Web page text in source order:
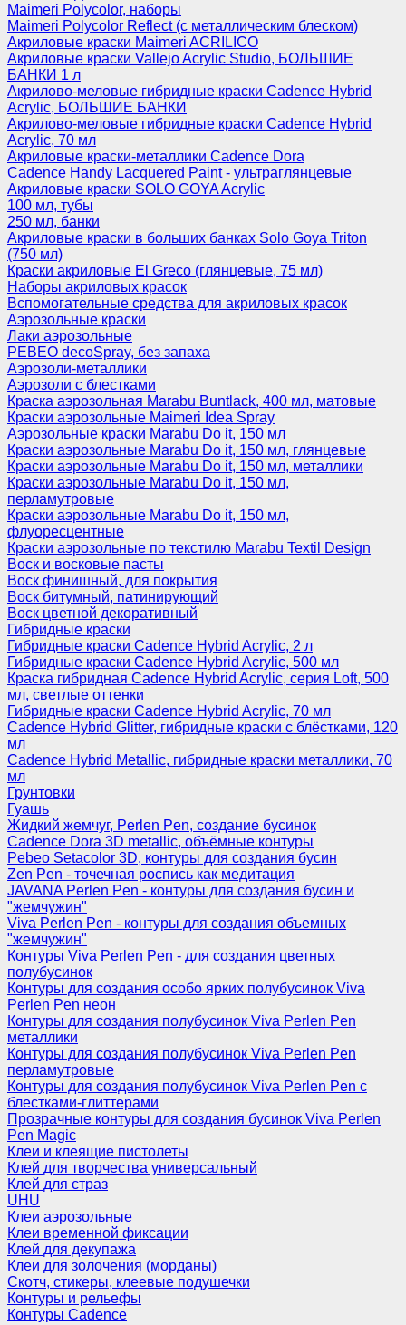
Maimeri Polycolor, наборы
Maimeri Polycolor Reflect (с металлическим блеском)
Акриловые краски Maimeri ACRILICO
Акриловые краски Vallejo Acrylic Studio, БОЛЬШИЕ
БАНКИ 1 л
Акрилово-меловые гибридные краски Cadence Hybrid
Acrylic, БОЛЬШИЕ БАНКИ
Акрилово-меловые гибридные краски Cadence Hybrid
Acrylic, 70 мл
Акриловые краски-металлики Cadence Dora
Cadence Handy Lacquered Paint - ультраглянцевые
Акриловые краски SOLO GOYA Acrylic
100 мл, тубы
250 мл, банки
Акриловые краски в больших банках Solo Goya Triton
(750 мл)
Краски акриловые El Greco (глянцевые, 75 мл)
Наборы акриловых красок
Вспомогательные средства для акриловых красок
Аэрозольные краски
Лаки аэрозольные
PEBEO decoSpray, без запаха
Аэрозоли-металлики
Аэрозоли с блестками
Краска аэрозольная Marabu Buntlack, 400 мл, матовые
Краски аэрозольные Maimeri Idea Spray
Аэрозольные краски Marabu Do it, 150 мл
Краски аэрозольные Marabu Do it, 150 мл, глянцевые
Краски аэрозольные Marabu Do it, 150 мл, металлики
Краски аэрозольные Marabu Do it, 150 мл,
перламутровые
Краски аэрозольные Marabu Do it, 150 мл,
флуоресцентные
Краски аэрозольные по текстилю Marabu Textil Design
Воск и восковые пасты
Воск финишный, для покрытия
Воск битумный, патинирующий
Воск цветной декоративный
Гибридные краски
Гибридные краски Cadence Hybrid Acrylic, 2 л
Гибридные краски Cadence Hybrid Acrylic, 500 мл
Краска гибридная Cadence Hybrid Acrylic, серия Loft, 500
мл, светлые оттенки
Гибридные краски Cadence Hybrid Acrylic, 70 мл
Cadence Hybrid Glitter, гибридные краски с блёстками, 120
мл
Cadence Hybrid Metallic, гибридные краски металлики, 70
мл
Грунтовки
Гуашь
Жидкий жемчуг, Perlen Pen, создание бусинок
Cadence Dora 3D metallic, объёмные контуры
Pebeo Setacolor 3D, контуры для создания бусин
Zen Pen - точечная роспись как медитация
JAVANA Perlen Pen - контуры для создания бусин и
"жемчужин"
Viva Perlen Pen - контуры для создания объемных
"жемчужин"
Контуры Viva Perlen Pen - для создания цветных
полубусинок
Контуры для создания особо ярких полубусинок Viva
Perlen Pen неон
Контуры для создания полубусинок Viva Perlen Pen
металлики
Контуры для создания полубусинок Viva Perlen Pen
перламутровые
Контуры для создания полубусинок Viva Perlen Pen с
блестками-глиттерами
Прозрачные контуры для создания бусинок Viva Perlen
Pen Magic
Клеи и клеящие пистолеты
Клей для творчества универсальный
Клей для страз
UHU
Клеи аэрозольные
Клеи временной фиксации
Клей для декупажа
Клеи для золочения (морданы)
Скотч, стикеры, клеевые подушечки
Контуры и рельефы
Контуры Cadence